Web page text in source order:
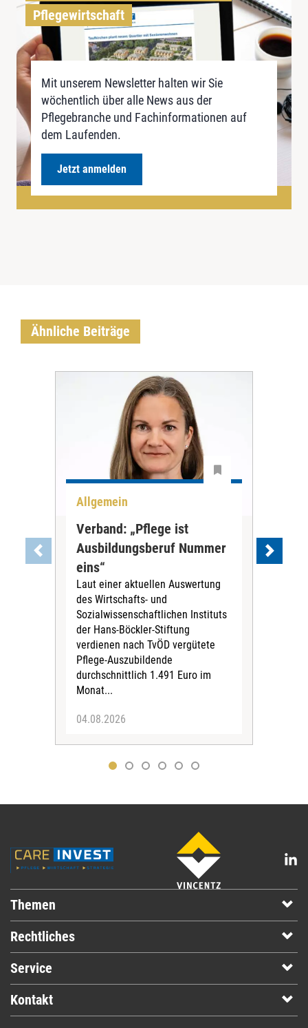
Pflegewirtschaft
Mit unserem Newsletter halten wir Sie
wöchentlich über alle News aus der
Pflegebranche und Fachinformationen auf
dem Laufenden.
Jetzt anmelden
Ähnliche Beiträge
Allgemein
Verband: „Pflege ist
Ausbildungsberuf Nummer
eins“
Laut einer aktuellen Auswertung
des Wirtschafts- und
Sozialwissenschaftlichen Instituts
der Hans-Böckler-Stiftung
verdienen nach TvÖD vergütete
Pflege-Auszubildende
durchschnittlich 1.491 Euro im
Monat...
04.08.2026
Themen
Rechtliches
Service
Kontakt